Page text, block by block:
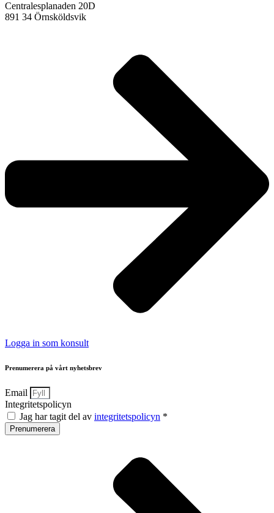
Centralesplanaden 20D
891 34 Örnsköldsvik
Logga in som konsult
Prenumerera på vårt nyhetsbrev
Email
Integritetspolicyn
Jag har tagit del av integritetspolicyn *
Prenumerera